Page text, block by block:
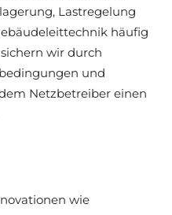
Lastregelung
häufig
wir durch
und
Netzbetreiber einen
wie